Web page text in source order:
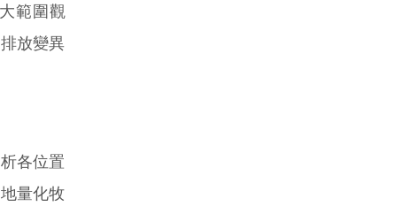
範圍觀
放變異
各位置
量化牧